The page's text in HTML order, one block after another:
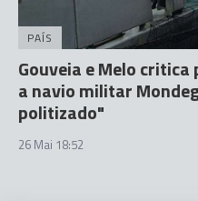
PAÍS
Gouveia e Melo
a navio militar
politizado"
26 Mai 18:52